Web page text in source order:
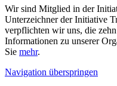
Wir sind Mitglied in der
Unterzeichner der Initiative
verpflichten wir uns, die
Informationen zu unserer
Sie mehr.
Navigation überspringen